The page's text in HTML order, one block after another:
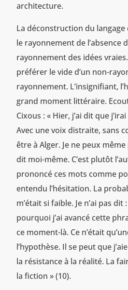
architecture.
La déconstruction du
le rayonnement de l’absence
rayonnement des idées
préférer le vide d’un non-
rayonnement. L’insignifiant,
grand moment littéraire.
Cixous : « Hier, j’ai dit que
Avec une voix distraite, sans
être à Alger. Je ne peux
dit moi-même. C’est plutôt
prononcé ces mots comme
entendu l’hésitation. La
m’était si faible. Je n’ai pas dit
pourquoi j’ai avancé cette
ce moment-là. Ce n’était
l’hypothèse. Il se peut que
la résistance à la réalité. La
la fiction » (10).